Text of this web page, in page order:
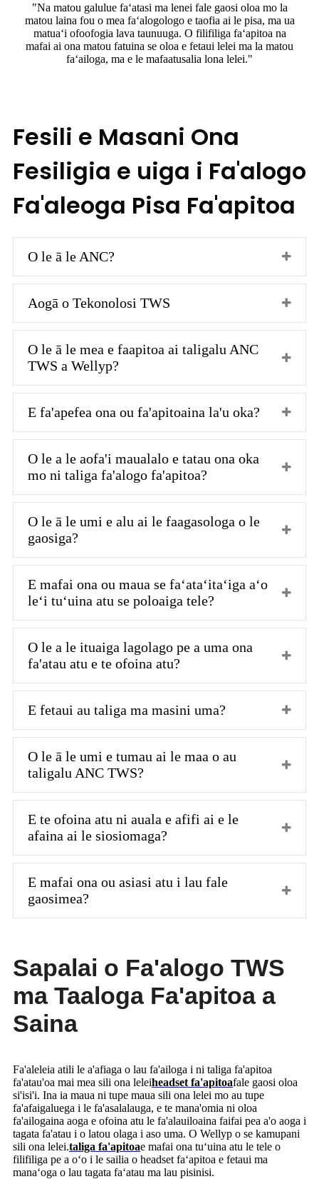
"Na matou galulue faʻatasi ma lenei fale gaosi oloa mo la
matou laina fou o mea faʻalogologo e taofia ai le pisa, ma ua
matuaʻi ofoofogia lava taunuuga. O filifiliga faʻapitoa na
mafai ai ona matou fatuina se oloa e fetaui lelei ma la matou
faʻailoga, ma e le mafaatusalia lona lelei."
Fesili e Masani Ona
Fesiligia e uiga i Fa'alogo
Fa'aleoga Pisa Fa'apitoa
O le ā le ANC?
Aogā o Tekonolosi TWS
O le ā le mea e faapitoa ai taligalu ANC
TWS a Wellyp?
E fa'apefea ona ou fa'apitoaina la'u oka?
O le a le aofa'i maualalo e tatau ona oka
mo ni taliga fa'alogo fa'apitoa?
O le ā le umi e alu ai le faagasologa o le
gaosiga?
E mafai ona ou maua se faʻataʻitaʻiga aʻo
leʻi tuʻuina atu se poloaiga tele?
O le a le ituaiga lagolago pe a uma ona
fa'atau atu e te ofoina atu?
E fetaui au taliga ma masini uma?
O le ā le umi e tumau ai le maa o au
taligalu ANC TWS?
E te ofoina atu ni auala e afifi ai e le
afaina ai le siosiomaga?
E mafai ona ou asiasi atu i lau fale
gaosimea?
Sapalai o Fa'alogo TWS
ma Taaloga Fa'apitoa a
Saina
Fa'aleleia atili le a'afiaga o lau fa'ailoga i ni taliga fa'apitoa
fa'atau'oa mai mea sili ona leleiheadset fa'apitoafale gaosi oloa
si'isi'i. Ina ia maua ni tupe maua sili ona lelei mo au tupe
fa'afaigaluega i le fa'asalalauga, e te mana'omia ni oloa
fa'ailogaina aoga e ofoina atu le fa'alauiloaina faifai pea a'o aoga i
tagata fa'atau i o latou olaga i aso uma. O Wellyp o se kamupani
sili ona lelei.taliga fa'apitoae mafai ona tuʻuina atu le tele o
filifiliga pe a oʻo i le sailia o headset faʻapitoa e fetaui ma
manaʻoga o lau tagata faʻatau ma lau pisinisi.